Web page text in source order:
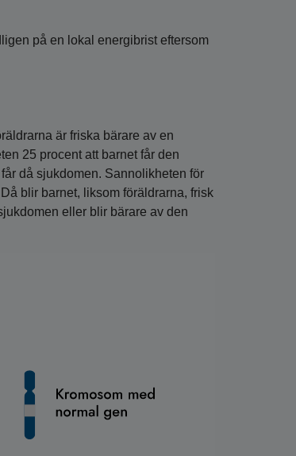
på en lokal energibrist eftersom
är friska bärare av en
25 procent att barnet får den
då sjukdomen. Sannolikheten för
blir barnet, liksom föräldrarna, frisk
eller blir bärare av den